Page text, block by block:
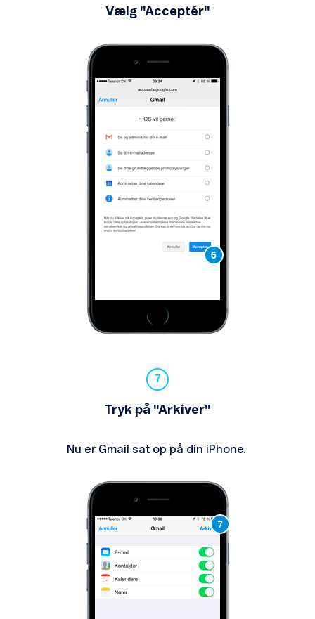
Vælg "Acceptér"
Tryk på "Arkiver"
Nu er Gmail sat op på din iPhone.